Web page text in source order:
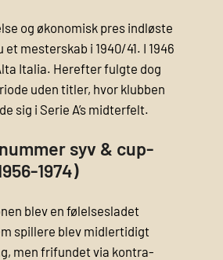
og økonomisk pres indløste
et mesterskab i 1940/41. I 1946
Italia. Herefter fulgte dog
uden titler, hvor klubben
sig i Serie A’s midterfelt.
syv & cup-
1974)
blev en følelsesladet
spillere blev midlertidigt
men frifundet via kontra­